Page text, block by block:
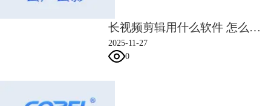
方法二：快速添加音量淡入淡出效果
1、在实际应用中，在两段音乐的衔接处添加淡入淡出效果，是较为常用
长视频剪辑用什么软件 怎么把长视频剪辑成几个短视频
2025-11-27
0